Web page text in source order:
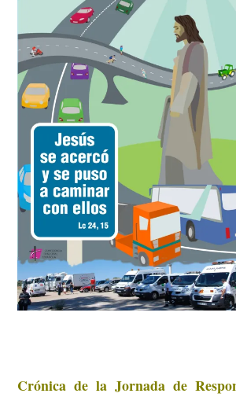
Crónica de la Jornada de